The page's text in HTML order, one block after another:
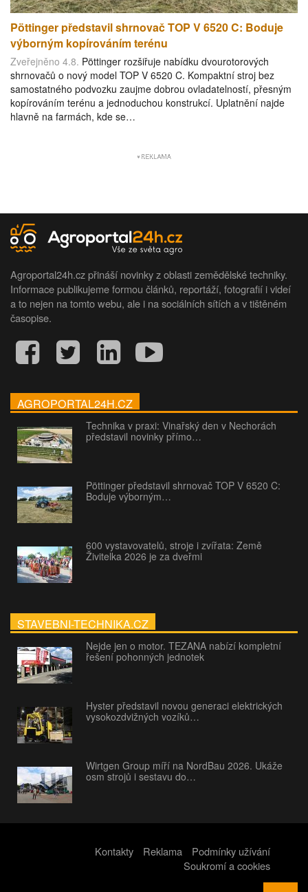
Pöttinger představil shrnovač TOP V 6520 C: Boduje
výborným kopírováním terénu
Zveřejněno 4.8. Pöttinger rozšiřuje nabídku dvourotorových
shrnovačů o nový model TOP V 6520 C. Kompaktní stroj bez
samostatného podvozku zaujme dobrou ovladatelností, přesným
kopírováním terénu a jednoduchou konstrukcí. Uplatnění najde
hlavně na farmách, kde se…
Agroportal24h.cz přináší novinky z oblasti zemědělské techniky.
Informace publikujeme formou článků, reportáží, fotografií i videí
a to nejen na tomto webu, ale i na sociálních sítích a v tištěném
časopise.
AGROPORTAL24H.CZ
Technika v praxi: Vinařský den v Nechorách
představil novinky přímo…
Pöttinger představil shrnovač TOP V 6520 C:
Boduje výborným…
600 vystavovatelů, stroje i zvířata: Země
Živitelka 2026 je za dveřmi
STAVEBNI-TECHNIKA.CZ
Nejde jen o motor. TEZANA nabízí kompletní
řešení pohonných jednotek
Hyster představil novou generaci elektrických
vysokozdvižných vozíků…
Wirtgen Group míří na NordBau 2026. Ukáže
osm strojů i sestavu do…
Kontakty Reklama
Podmínky užívání
Soukromí a cookies